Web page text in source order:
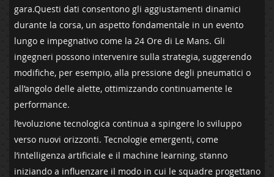
gara.Questi dati⁢ consentono gli aggiustamenti​ dinamici
durante la corsa, un aspetto fondamentale in‍ un evento
lungo e‌ impegnativo⁤ come la​ 24‌ Ore⁤ di Le Mans. Gli
ingegneri possono intervenire sulla strategia, suggerendo
⁣modifiche,‍ per esempio, alla‍ pressione degli ‌pneumatici o
all’angolo ​delle alette, ottimizzando continuamente ‌le
performance.
l’evoluzione ‍tecnologica continua ‍a⁢ spingere lo ​sviluppo
verso nuovi⁢ orizzonti. Tecnologie emergenti, come
l’intelligenza artificiale e il machine​ learning, ‌stanno
iniziando ⁤a influenzare il‌ modo ‍in ‌cui le squadre progettano